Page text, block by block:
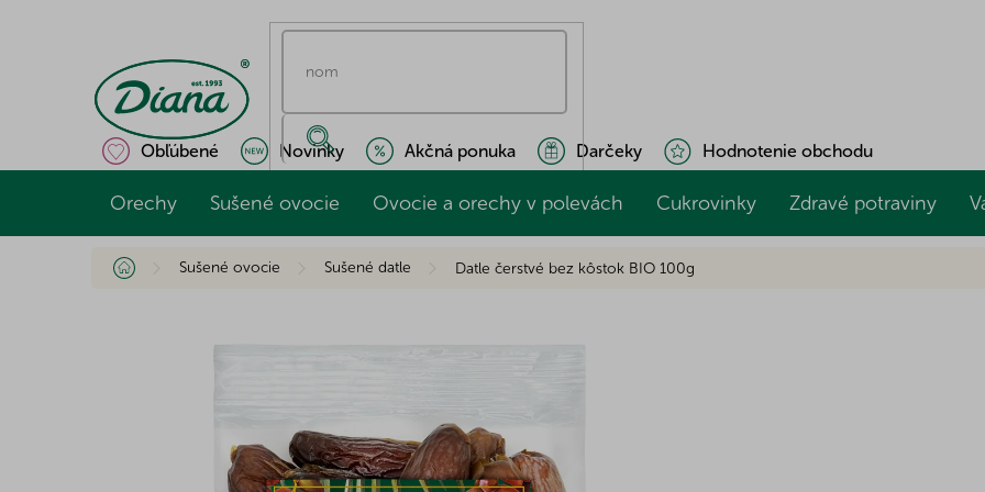
Obľúbené Novinky Akčná ponuka Darčeky Hodnotenie obchodu
Orechy Sušené ovocie Ovocie a orechy v polevách Cukrovinky Zdravé potraviny
DomovSušené ovocie Sušené datle Datle čerstvé bez kôstok BIO 100g